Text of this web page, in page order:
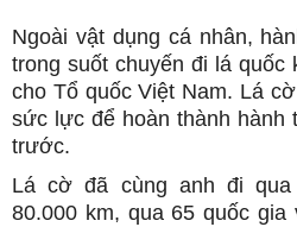
Ngoài vật dụng cá nhân,
trong suốt chuyến đi lá
cho Tổ quốc Việt Nam. Lá
sức lực để hoàn thành hành
trước.
Lá cờ đã cùng anh đi qua
80.000 km, qua 65 quốc